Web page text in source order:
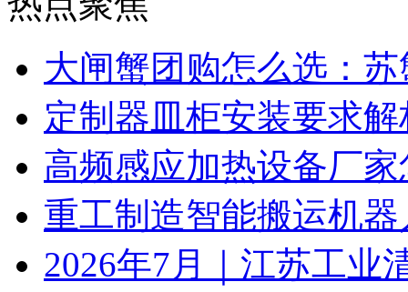
大闸蟹团购怎么选：
定制器皿柜安装要求
高频感应加热设备厂
重工制造智能搬运机
2026年7月｜江苏工业